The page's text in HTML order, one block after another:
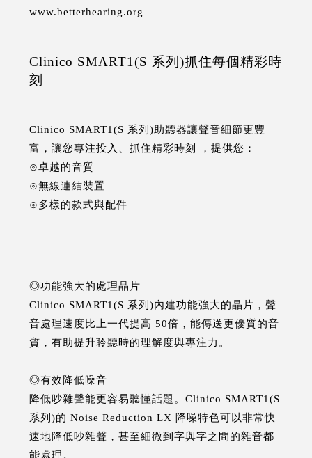
www.betterhearing.org
Clinico SMART1(S 系列)抓住每個精彩時
刻
Clinico SMART1(S 系列)助聽器讓聲音細節更豐
富，讓您專注投入、抓住精彩時刻 ，提供您：
⊙卓越的音質
⊙無線連結裝置
⊙多樣的款式與配件
◎功能強大的處理晶片
Clinico SMART1(S 系列)內建功能強大的晶片，聲
音處理速度比上一代提高 50倍，能傳送更優質的音
質，有助提升聆聽時的理解度與專注力。
◎有效降低噪音
降低吵雜聲能更容易聽懂話題。Clinico SMART1(S
系列)的 Noise Reduction LX 降噪特色可以非常快
速地降低吵雜聲，甚至細微到字與字之間的雜音都
能處理。